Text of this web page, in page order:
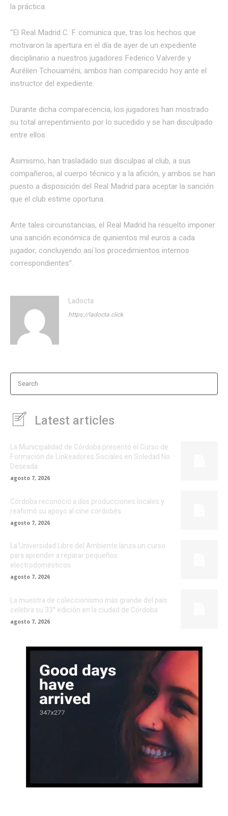
la práctica.
“El Real Madrid C. F. comunica que, tras los hechos que
motivaron la apertura en el día de ayer de un expediente
disciplinario a nuestros jugadores Federico Valverde y
Aurélien Tchouaméni, ambos han comparecido hoy ante el
instructor del expediente.
Durante dicha comparecencia, los jugadores han mostrado
su total arrepentimiento por lo sucedido y se han disculpado
entre ellos.
Asimismo, han trasladado sus disculpas al club, a sus
compañeros, al cuerpo técnico y a la afición, y ambos se han
puesto a disposición del Real Madrid para aceptar la sanción
que el club estime oportuna.
Ante tales circunstancias, el Real Madrid ha resuelto imponer
una sanción económica de quinientos mil euros a cada
jugador, concluyendo así los procedimientos internos
correspondientes”.
Ladocta
https://ladocta.click
Search
Latest articles
La Municipalidad de Córdoba presentó el Curso de
Formación de Linkeadores Sociales en Soledad No
Deseada
agosto 7, 2026
Córdoba reconoció a dos producciones locales y
reafirmó su apoyo al cine cordobés
agosto 7, 2026
La Universidad Libre del Ambiente lanza un curso
para aprender a reparar pequeños
electrodomésticos
agosto 7, 2026
La muestra de coleccionismo más grande del país
celebra su 33° edición en la ciudad de Córdoba
agosto 7, 2026